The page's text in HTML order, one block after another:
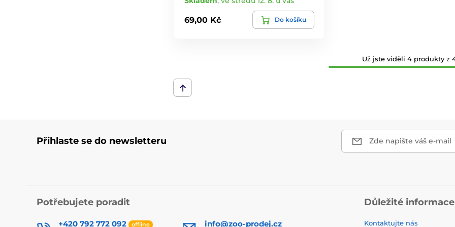
69,00 Kč Do košíku
Už jste viděli 4 produkty z
Přihlaste se do newsletteru Zde napište váš e-mail
Potřebujete poradit
+420 792 772 092 offline info@zoo-prodej.cz
Důležité informace
Kontaktujte nás